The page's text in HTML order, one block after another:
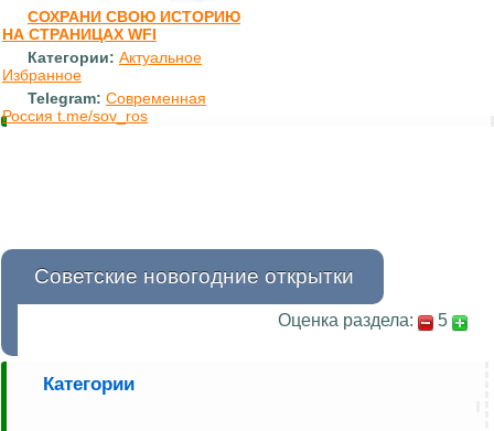
СОХРАНИ СВОЮ ИСТОРИЮ
НА СТРАНИЦАХ WFI
Категории: Актуальное
Избранное
Telegram: Современная
Россия t.me/sov_ros
Советские новогодние открытки
Оценка раздела: 5
Категории